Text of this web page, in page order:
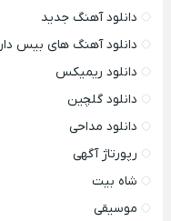
دانلود آهنگ جدید
دانلود آهنگ های بیس دار
دانلود ریمیکس
دانلود گلچین
دانلود مداحی
رپورتاژ آگهی
شاه بیت
موسیقی